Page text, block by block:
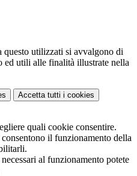
questo utilizzati si avvalgono di
ed utili alle finalità illustrate nella
Accetta tutti i cookies
quali cookie consentire.
il funzionamento della
al funzionamento potete